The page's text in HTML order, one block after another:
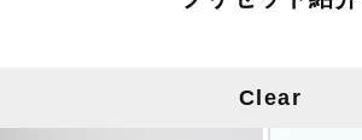
Clear